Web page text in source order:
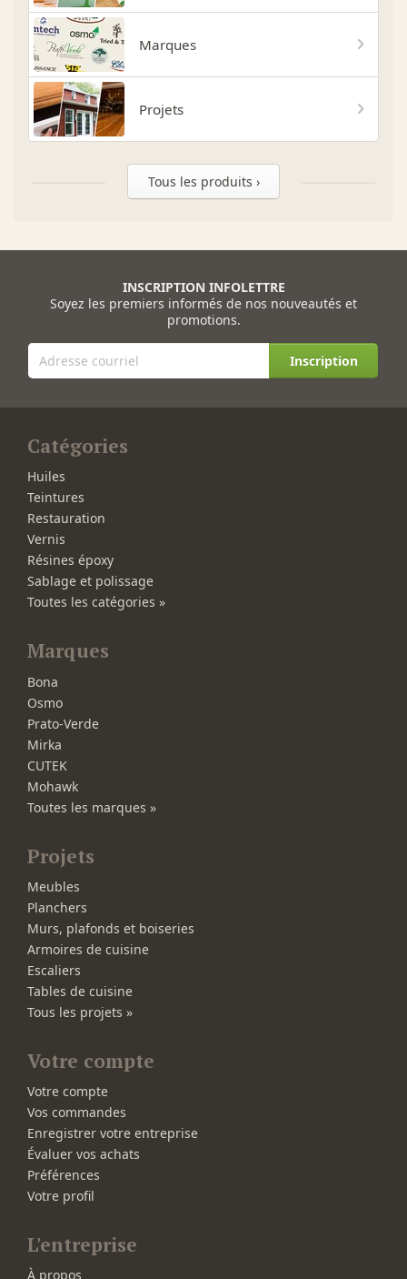
Marques
Projets
Tous les produits ›
INSCRIPTION INFOLETTRE
Soyez les premiers informés de nos nouveautés et
promotions.
Inscription
Catégories
Huiles
Teintures
Restauration
Vernis
Résines époxy
Sablage et polissage
Toutes les catégories »
Marques
Bona
Osmo
Prato-Verde
Mirka
CUTEK
Mohawk
Toutes les marques »
Projets
Meubles
Planchers
Murs, plafonds et boiseries
Armoires de cuisine
Escaliers
Tables de cuisine
Tous les projets »
Votre compte
Votre compte
Vos commandes
Enregistrer votre entreprise
Évaluer vos achats
Préférences
Votre profil
L'entreprise
À propos